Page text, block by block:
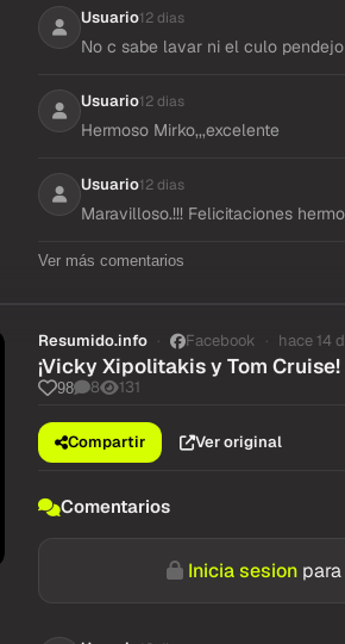
Usuario12 dias
No c sabe lavar ni el culo
Usuario12 dias
Hermoso Mirko,,,excelente
Usuario12 dias
Maravilloso.!!! Felicitaciones
Ver más comentarios
Resumido.info Facebook hace 14
¡Vicky Xipolitakis y Tom Cruise!
98 8 131
Compartir Ver original
Comentarios
Inicia sesion